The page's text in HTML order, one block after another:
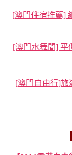
[澳門住宿推薦]
[澳門水舞間] 平
[澳門自由行]旅